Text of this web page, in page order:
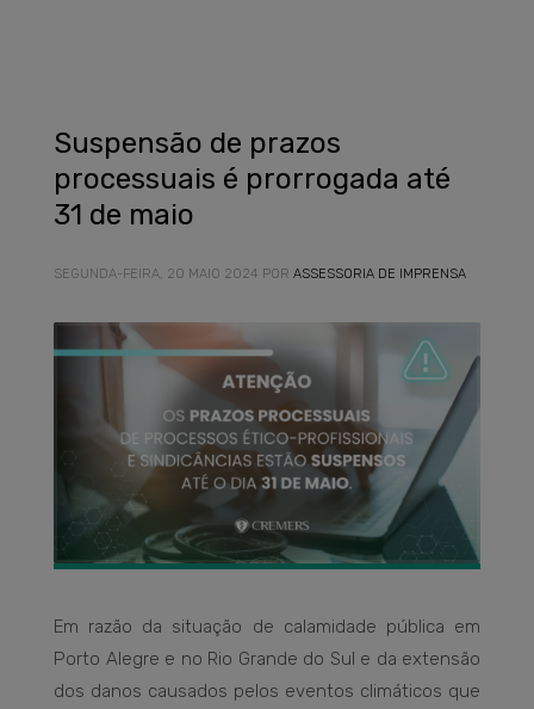
Suspensão de prazos
processuais é prorrogada até
31 de maio
SEGUNDA-FEIRA, 20 MAIO 2024 POR ASSESSORIA DE IMPRENSA
Em razão da situação de calamidade pública em
Porto Alegre e no Rio Grande do Sul e da extensão
dos danos causados pelos eventos climáticos que